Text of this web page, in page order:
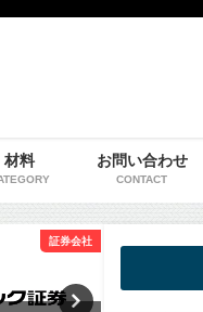
材料 お問い合わせ
CONTACT
証券会社